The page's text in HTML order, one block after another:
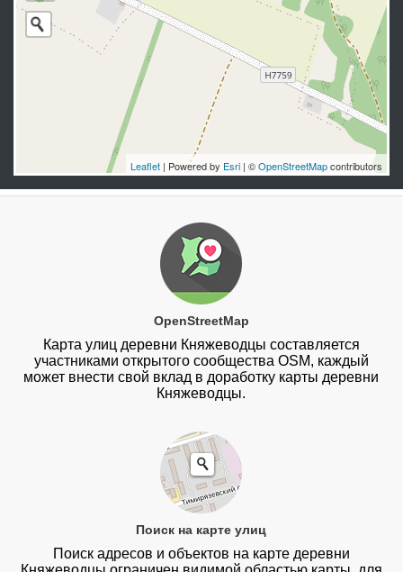
Leaflet | Powered by Esri | ©OpenStreetMapcontributors
OpenStreetMap
Карта улиц деревни Княжеводцы составляется
участниками открытого сообщества OSM, каждый
может внести свой вклад в доработку карты деревни
Княжеводцы.
Поиск на карте улиц
Поиск адресов и объектов на карте деревни